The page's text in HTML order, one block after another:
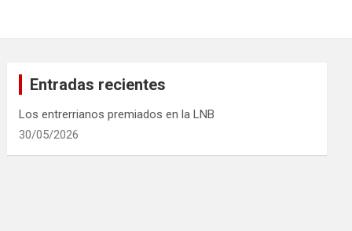
Entradas recientes
Los entrerrianos premiados en la LNB
30/05/2026